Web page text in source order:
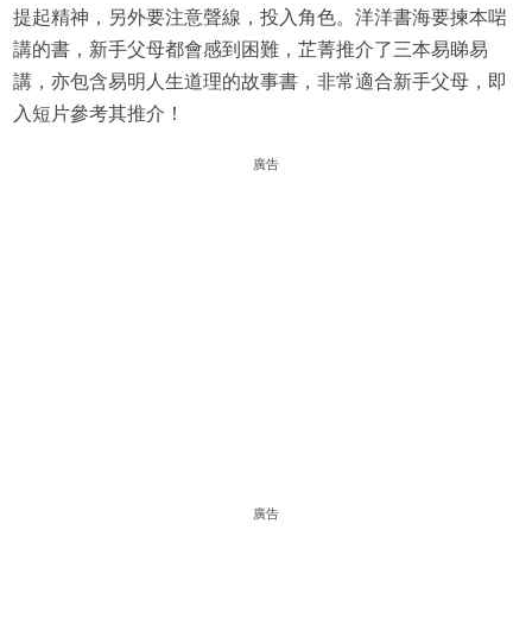
提起精神，另外要注意聲線，投入角色。洋洋書海要揀本啱
講的書，新手父母都會感到困難，芷菁推介了三本易睇易
講，亦包含易明人生道理的故事書，非常適合新手父母，即
入短片參考其推介！
廣告
廣告